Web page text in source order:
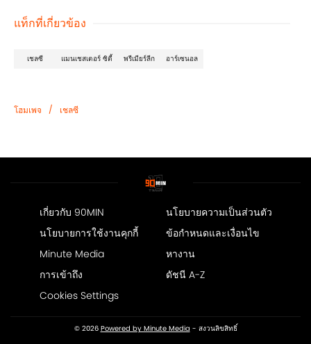
แท็กที่เกี่ยวข้อง
เชลซี แมนเชสเตอร์ ซิตี้ พรีเมียร์ลีก อาร์เซนอล
โฮมเพจ / เชลซี
เกี่ยวกับ 90MIN
นโยบายความเป็นส่วนตัว
นโยบายการใช้งานคุกกี้
ข้อกำหนดและเงื่อนไข
Minute Media
หางาน
การเข้าถึง
ดัชนี A-Z
Cookies Settings
© 2026 Powered by Minute Media - สงวนลิขสิทธิ์